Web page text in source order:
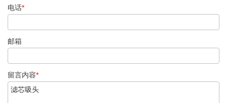
电话*
邮箱
留言内容*